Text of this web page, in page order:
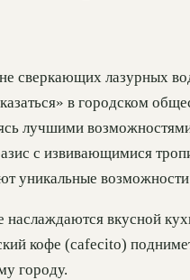
сверкающих лазурных
в городском
лучшими
с извивающимися
уникальные
вкусной
кофе (cafecito)
городу.